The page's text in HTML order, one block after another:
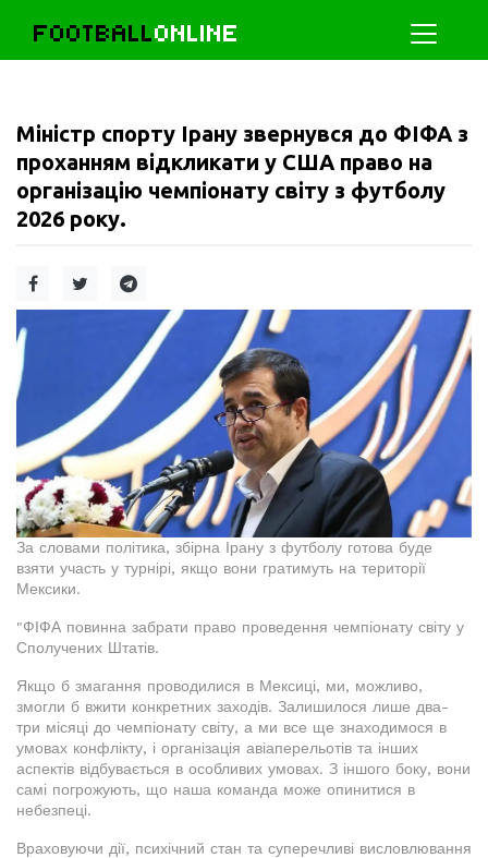
FOOTBALLONLINE
Міністр спорту Ірану звернувся до ФІФА з
проханням відкликати у США право на
організацію чемпіонату світу з футболу
2026 року.
За словами політика, збірна Ірану з футболу готова буде
взяти участь у турнірі, якщо вони гратимуть на території
Мексики.
"ФІФА повинна забрати право проведення чемпіонату світу у
Сполучених Штатів.
Якщо б змагання проводилися в Мексиці, ми, можливо,
змогли б вжити конкретних заходів. Залишилося лише два-
три місяці до чемпіонату світу, а ми все ще знаходимося в
умовах конфлікту, і організація авіаперельотів та інших
аспектів відбувається в особливих умовах. З іншого боку, вони
самі погрожують, що наша команда може опинитися в
небезпеці.
Враховуючи дії, психічний стан та суперечливі висловлювання